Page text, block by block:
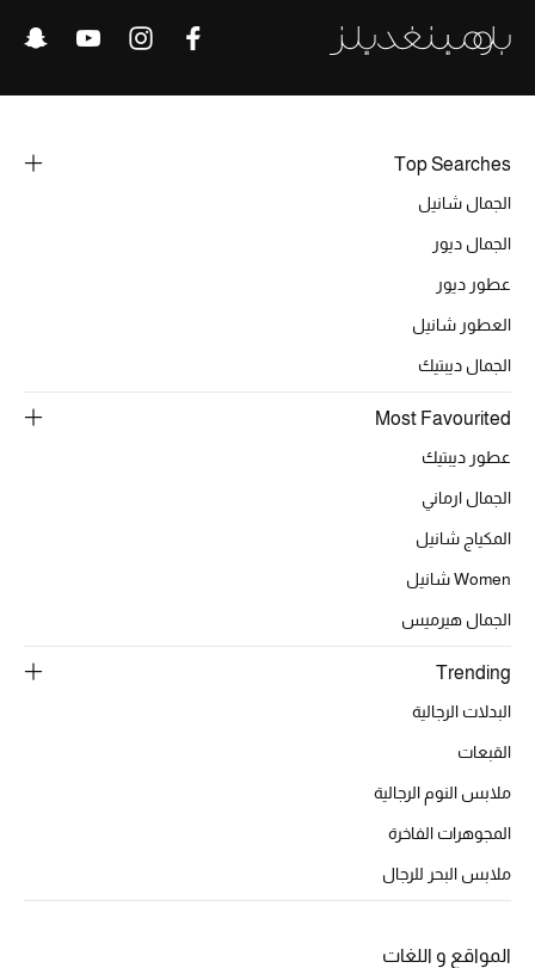
خصومات
ركن أناقة المنتجعات
حصريًا عبر الإنترنت
جميع إصدارتنا النسائية
تشكيلة المناسبات للنساء
الحب للمحلي
الملابس الرياضية النسائية
تشكيلة الأعراس
ركن الفخامة
جميع الأحذية النسائية
جميع الحقائب النسائية
جميع الإكسسورات النسائية
Top Searches
الجمال شانيل
الجمال ديور
عطور ديور
العطور شانيل
الجمال ديبتيك
Most Favourited
عطور ديبتيك
الجمال ارماني
المكياج شانيل
Women شانيل
الجمال هيرميس
Trending
البدلات الرجالية
القبعات
ملابس النوم الرجالية
المجوهرات الفاخرة
ملابس البحر للرجال
المواقع و اللغات